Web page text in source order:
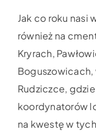
Jak co roku nasi
również na
Kryrach,
Boguszowicach,
Rudziczce,
koordynatorów
na kwestę w